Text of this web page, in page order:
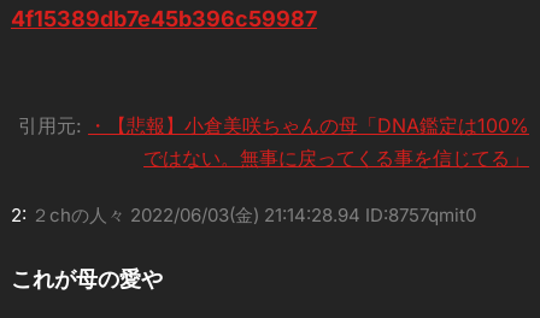
4f15389db7e45b396c59987
引用元:
・【悲報】小倉美咲ちゃんの母「DNA鑑定は100%
ではない。無事に戻ってくる事を信じてる」
2: ２chの人々 2022/06/03(金) 21:14:28.94 ID:8757qmit0
これが母の愛や